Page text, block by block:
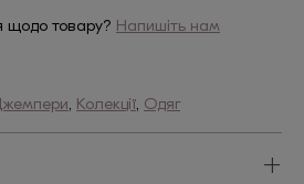
щодо товару? Напишіть нам
, Колекції, Одяг
+